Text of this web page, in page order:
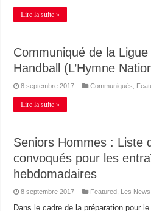
Lire la suite »
Communiqué de la
Handball (L’Hymne
8 septembre 2017 Communiqués
Lire la suite »
Seniors Hommes : Liste
convoqués pour les
hebdomadaires
8 septembre 2017 Featured Les
Dans le cadre de la préparation pour